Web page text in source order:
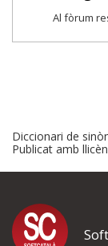
Al fòrum
Diccionari de
Publicat amb